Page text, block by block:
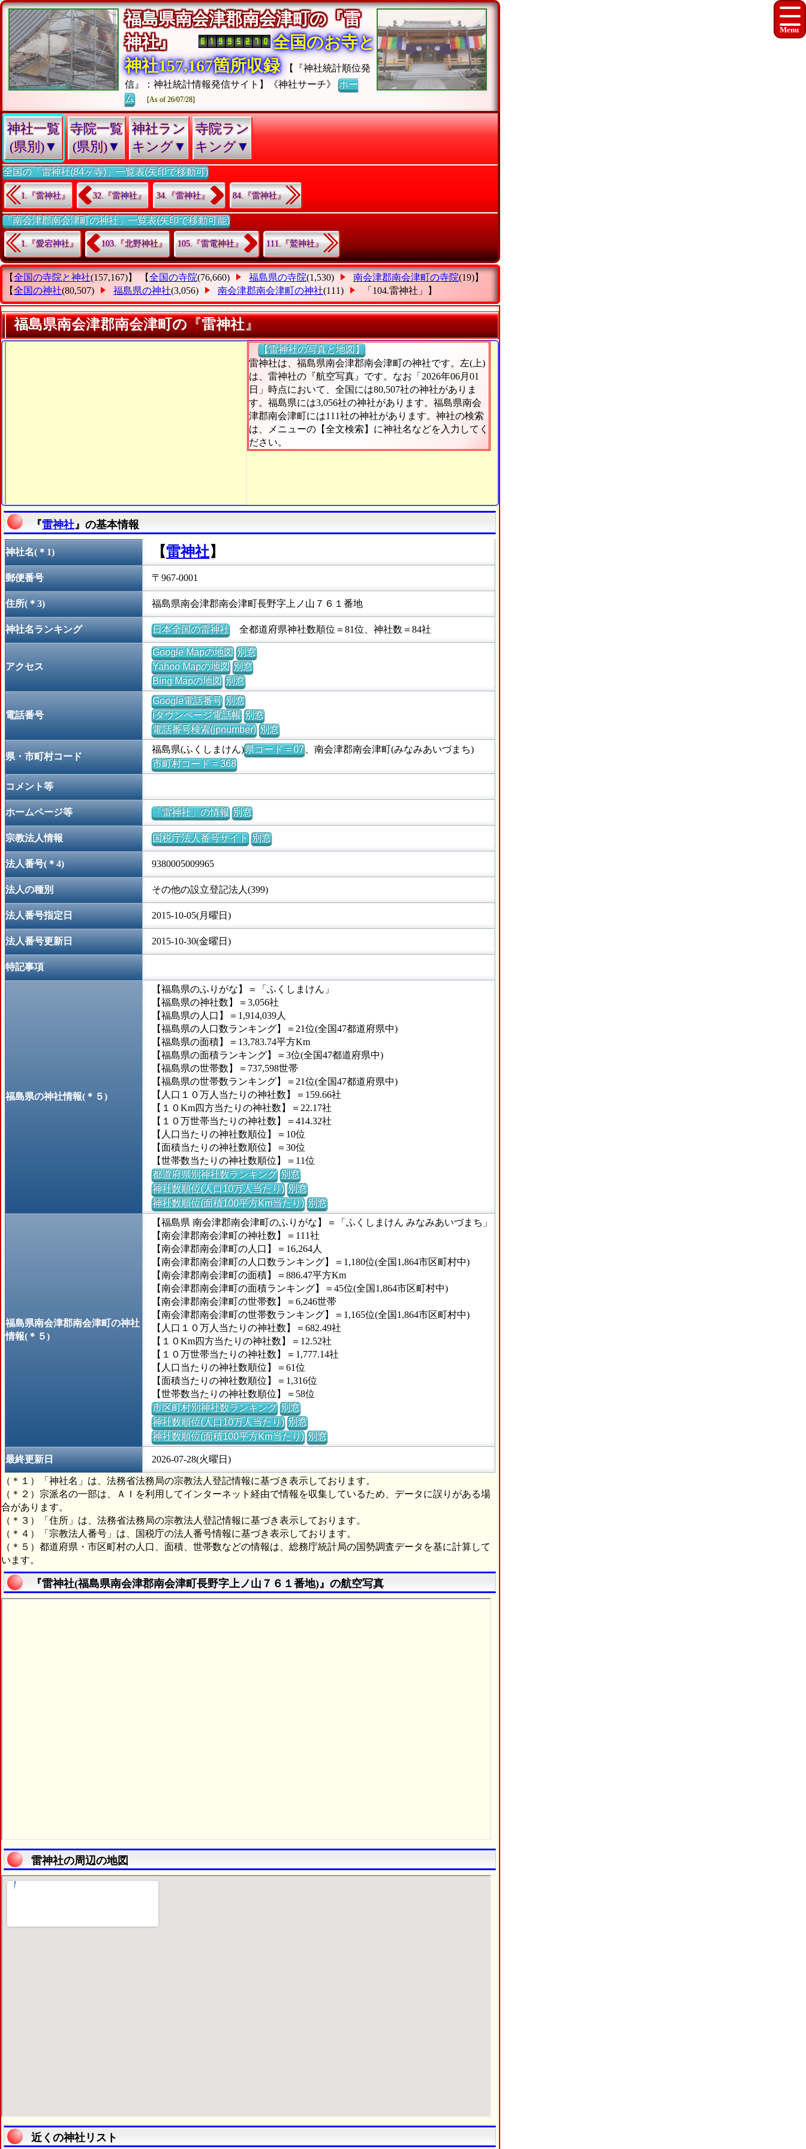
福島県南会津郡南会津町の『雷
神社』
全国のお寺と
神社157,167箇所収録
【『神社統計順位発
信』：神社統計情報発信サイト】《神社サーチ》ホー
ム
[As of 26/07/28]
神社一覧
(県別)▼
寺院一覧
(県別)▼
神社ラン
キング▼
寺院ラン
キング▼
全国の「雷神社(84ヶ寺)」一覧表(矢印で移動可)
1.『雷神社』 32.『雷神社』 34.『雷神社』 84.『雷神社』
「南会津郡南会津町の神社」一覧表(矢印で移動可能)
1.『愛宕神社』 103.『北野神社』 105.『雷電神社』 111.『鷲神社』
【全国の寺院と神社(157,167)】 【全国の寺院(76,660) 福島県の寺院(1,530) 南会津郡南会津町の寺院(19)】
【全国の神社(80,507) 福島県の神社(3,056) 南会津郡南会津町の神社(111) 「104.雷神社」 】
福島県南会津郡南会津町の『雷神社』
【雷神社の写真と地図】
雷神社は、福島県南会津郡南会津町の神社です。左(上)
は、雷神社の『航空写真』です。なお「2026年06月01
日」時点において、全国には80,507社の神社がありま
す。福島県には3,056社の神社があります。福島県南会
津郡南会津町には111社の神社があります。神社の検索
は、メニューの【全文検索】に神社名などを入力してく
ださい。
『雷神社 』の基本情報
神社名(＊1) 【雷神社】
郵便番号 〒967-0001
住所(＊3) 福島県南会津郡南会津町長野字上ノ山７６１番地
神社名ランキング 日本全国の雷神社全都道府県神社数順位＝81位、神社数＝84社
アクセス
Google Mapの地図 別窓
Yahoo Mapの地図 別窓
Bing Mapの地図 別窓
電話番号
Google電話番号 別窓
iタウンページ電話帳 別窓
電話番号検索(jpnumber) 別窓
県・市町村コード
福島県(ふくしまけん)県コード = 07、南会津郡南会津町(みなみあいづまち)
市町村コード = 368
コメント等
ホームページ等 「雷神社」の情報 別窓
宗教法人情報 国税庁法人番号サイト 別窓
法人番号(＊4) 9380005009965
法人の種別 その他の設立登記法人(399)
法人番号指定日 2015-10-05(月曜日)
法人番号更新日 2015-10-30(金曜日)
特記事項
福島県の神社情報(＊５)
【福島県のふりがな】＝「ふくしまけん」
【福島県の神社数】＝3,056社
【福島県の人口】＝1,914,039人
【福島県の人口数ランキング】＝21位(全国47都道府県中)
【福島県の面積】＝13,783.74平方Km
【福島県の面積ランキング】＝3位(全国47都道府県中)
【福島県の世帯数】＝737,598世帯
【福島県の世帯数ランキング】＝21位(全国47都道府県中)
【人口１０万人当たりの神社数】＝159.66社
【１０Km四方当たりの神社数】＝22.17社
【１０万世帯当たりの神社数】＝414.32社
【人口当たりの神社数順位】＝10位
【面積当たりの神社数順位】＝30位
【世帯数当たりの神社数順位】＝11位
都道府県別神社数ランキング 別窓
神社数順位(人口10万人当たり) 別窓
神社数順位(面積100平方Km当たり) 別窓
福島県南会津郡南会津町の神社
情報(＊５)
【福島県 南会津郡南会津町のふりがな】＝「ふくしまけん みなみあいづまち」
【南会津郡南会津町の神社数】＝111社
【南会津郡南会津町の人口】＝16,264人
【南会津郡南会津町の人口数ランキング】＝1,180位(全国1,864市区町村中)
【南会津郡南会津町の面積】＝886.47平方Km
【南会津郡南会津町の面積ランキング】＝45位(全国1,864市区町村中)
【南会津郡南会津町の世帯数】＝6,246世帯
【南会津郡南会津町の世帯数ランキング】＝1,165位(全国1,864市区町村中)
【人口１０万人当たりの神社数】＝682.49社
【１０Km四方当たりの神社数】＝12.52社
【１０万世帯当たりの神社数】＝1,777.14社
【人口当たりの神社数順位】＝61位
【面積当たりの神社数順位】＝1,316位
【世帯数当たりの神社数順位】＝58位
市区町村別神社数ランキング 別窓
神社数順位(人口10万人当たり) 別窓
神社数順位(面積100平方Km当たり) 別窓
最終更新日 2026-07-28(火曜日)
（＊１）「神社名」は、法務省法務局の宗教法人登記情報に基づき表示しております。
（＊２）宗派名の一部は、ＡＩを利用してインターネット経由で情報を収集しているため、データに誤りがある場
合があります。
（＊３）「住所」は、法務省法務局の宗教法人登記情報に基づき表示しております。
（＊４）「宗教法人番号」は、国税庁の法人番号情報に基づき表示しております。
（＊５）都道府県・市区町村の人口、面積、世帯数などの情報は、総務庁統計局の国勢調査データを基に計算して
います。
『雷神社(福島県南会津郡南会津町長野字上ノ山７６１番地)』の航空写真
雷神社の周辺の地図
近くの神社リスト